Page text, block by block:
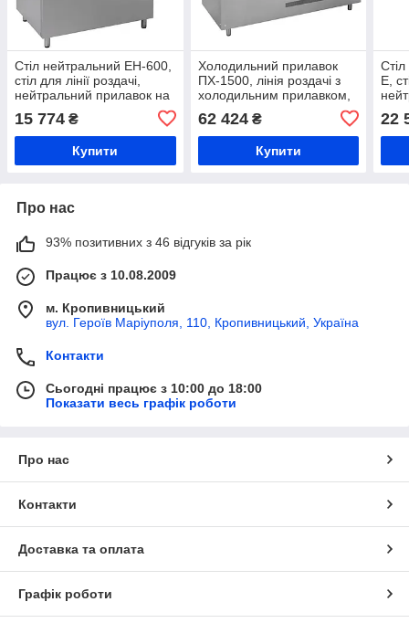
Стіл нейтральний ЕН-600,
стіл для лінії роздачі,
нейтральний прилавок на
лінію роздачі їжі, стіл для
страв та приборів
15 774 ₴
Купити
Холодильний прилавок
ПХ-1500, лінія роздачі з
холодильним прилавком,
охолодження страв
62 424₴
Купити
Е,
та
22
Про нас
93% позитивних з 46 відгуків за рік
Працює з 10.08.2009
м. Кропивницький
вул. Героїв Маріуполя, 110, Кропивницький, Україна
Контакти
Сьогодні працює з 10:00 до 18:00
Показати весь графік роботи
Про нас
Контакти
Доставка та оплата
Графік роботи